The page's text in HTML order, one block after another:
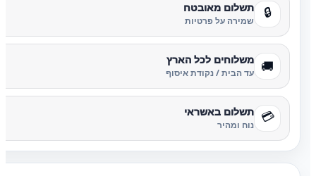
🔒 תשלום מאובטח
שמירה על פרטיות
🚚 משלוחים לכל הארץ
עד הבית / נקודת איסוף
💳 תשלום באשראי
נוח ומהיר